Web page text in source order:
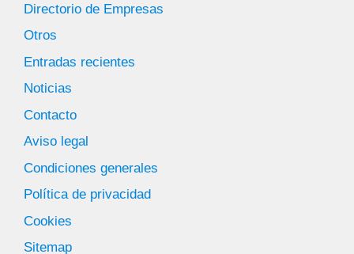
Directorio de Empresas
Otros
Entradas recientes
Noticias
Contacto
Aviso legal
Condiciones generales
Política de privacidad
Cookies
Sitemap